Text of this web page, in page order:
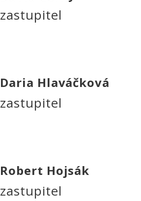
zastupitel
Daria Hlaváčková
zastupitel
Robert Hojsák
zastupitel